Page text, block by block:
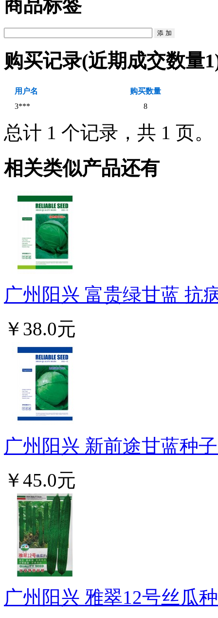
商品标签
购买记录(近期成交数量1
用户名
购买数量
3***
8
总计 1 个记录，共 1 页。
相关类似产品还有
广州阳兴 富贵绿甘蓝 抗
￥38.0元
广州阳兴 新前途甘蓝种
￥45.0元
广州阳兴 雅翠12号丝瓜